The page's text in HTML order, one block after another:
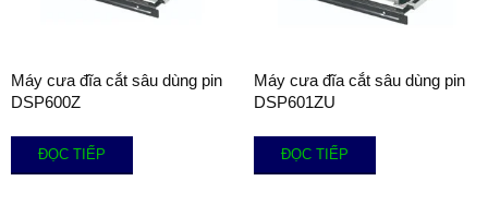
Máy cưa đĩa cắt sâu dùng pin
DSP600Z
ĐỌC TIẾP
Máy cưa đĩa cắt sâu dùng pin
DSP601ZU
ĐỌC TIẾP